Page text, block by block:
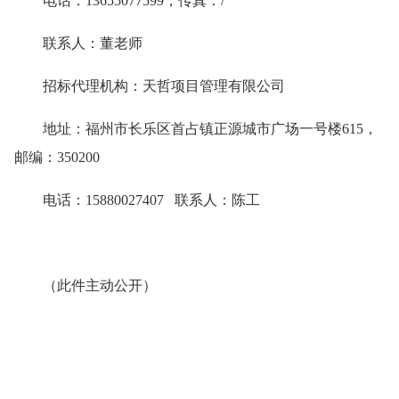
联系人：董老师
招标代理机构：天哲项目管理有限公司
地址：福州市长乐区首占镇正源城市广场一号楼615，
邮编：350200
电话：15880027407 联系人：陈工
（此件主动公开）